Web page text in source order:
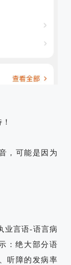
，可能是因为
业言语-语言病
：绝大部分语
听障的发病率